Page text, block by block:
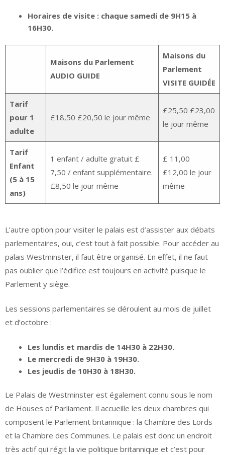
Horaires de visite : chaque samedi de 9H15 à
16H30.
Maisons du Parlement
AUDIO GUIDE
Maisons du
Parlement
VISITE GUIDÉE
Tarif
pour 1
adulte
£18,50 £20,50 le jour même
£25,50 £23,00
le jour même
Tarif
Enfant
(5 à 15
ans)
1 enfant / adulte gratuit £
7,50 / enfant supplémentaire.
£8,50 le jour même
£ 11,00
£12,00 le jour
même
L’autre option pour visiter le palais est d’assister aux débats
parlementaires, oui, c’est tout à fait possible. Pour accéder au
palais Westminster, il faut être organisé. En effet, il ne faut
pas oublier que l’édifice est toujours en activité puisque le
Parlement y siège.
Les sessions parlementaires se déroulent au mois de juillet
et d’octobre :
Les lundis et mardis de 14H30 à 22H30.
Le mercredi de 9H30 à 19H30.
Les jeudis de 10H30 à 18H30.
Le Palais de Westminster est également connu sous le nom
de Houses of Parliament. Il accueille les deux chambres qui
composent le Parlement britannique : la Chambre des Lords
et la Chambre des Communes. Le palais est donc un endroit
très actif qui régit la vie politique britannique et c’est pour